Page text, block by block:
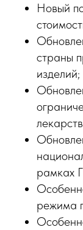
Новый
страны
изделий;
рамках
режима